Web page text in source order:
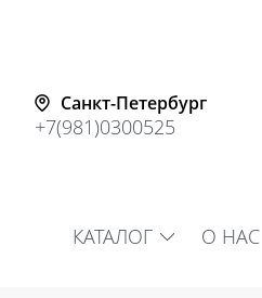
Санкт-Петербург
+7(981)0300525
КАТАЛОГ О НАС